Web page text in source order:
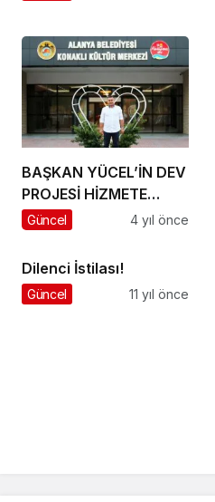
BAŞKAN YÜCEL’İN DEV
PROJESİ HİZMETE
GİRİYOR KONAKLI
DÜĞÜN SALONU
KAPILARINI AÇIYOR
Güncel 4 yıl önce
Dilenci İstilası!
Güncel 11 yıl önce